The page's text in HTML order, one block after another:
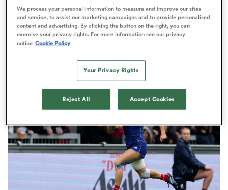
WOMEN'S RUGBY WORLD CUP ANALYSE
championne du monde
We process your personal information to measure and improve our sites
and service, to assist our marketing campaigns and to provide personalised
content and advertising. By clicking the button on the right, you can
exercise your privacy rights. For more information see our privacy
notice Cookie Policy
Your Privacy Rights
Reject All Accept Cookies